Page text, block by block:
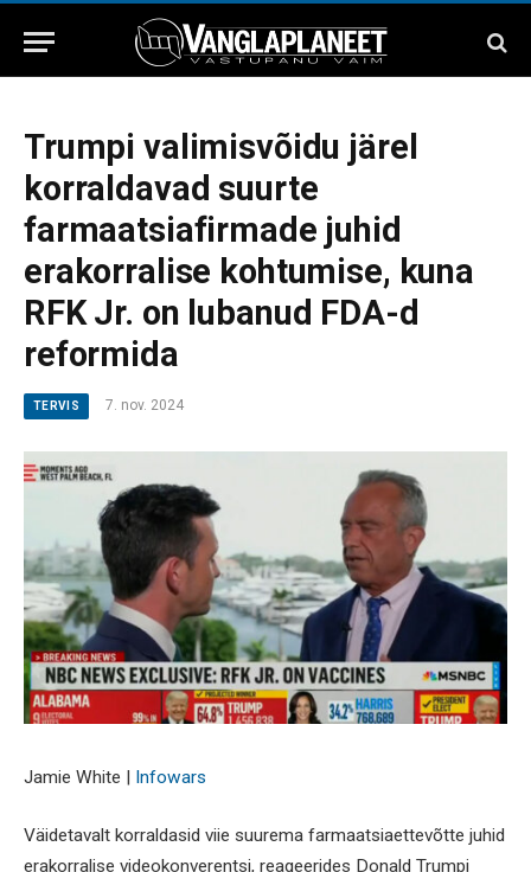
Trumpi valimisvõidu järel
korraldavad suurte
farmaatsiafirmade juhid
erakorralise kohtumise, kuna
RFK Jr. on lubanud FDA-d
reformida
TERVIS 7. nov. 2024
Jamie White | Infowars
Väidetavalt korraldasid viie suurema farmaatsiaettevõtte juhid
erakorralise videokonverentsi, reageerides Donald Trumpi